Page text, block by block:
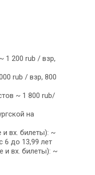
1 200 rub / взр,
rub / взр, 800
~ 1 800 rub/
на
и вх. билеты): ~
6 до 13,99 лет
и вх. билеты): ~